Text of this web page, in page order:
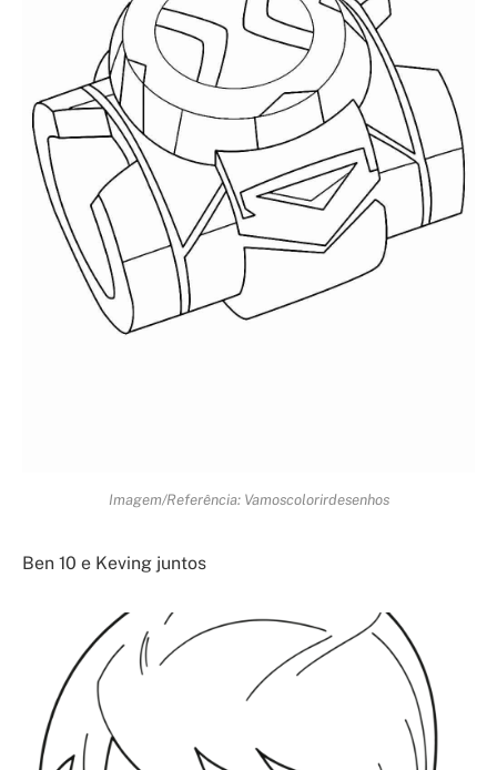
Imagem/Referência: Vamoscolorirdesenhos
Ben 10 e Keving juntos